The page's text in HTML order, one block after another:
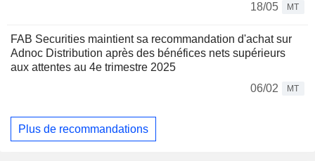
18/05
MT
FAB Securities maintient sa recommandation d'achat sur
Adnoc Distribution après des bénéfices nets supérieurs
aux attentes au 4e trimestre 2025
06/02
MT
Plus de recommandations